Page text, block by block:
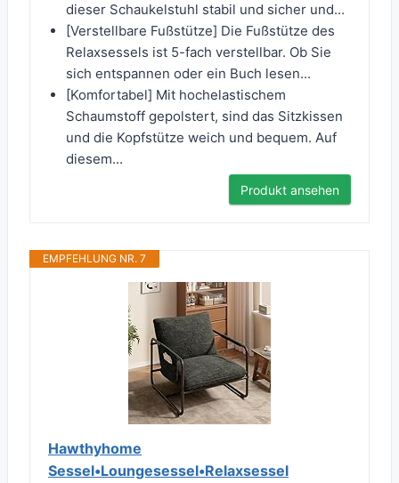
dieser Schaukelstuhl stabil und sicher und...
[Verstellbare Fußstütze] Die Fußstütze des
Relaxsessels ist 5-fach verstellbar. Ob Sie
sich entspannen oder ein Buch lesen...
[Komfortabel] Mit hochelastischem
Schaumstoff gepolstert, sind das Sitzkissen
und die Kopfstütze weich und bequem. Auf
diesem...
Produkt ansehen
EMPFEHLUNG NR. 7
Hawthyhome
Sessel•Loungesessel•Relaxsessel